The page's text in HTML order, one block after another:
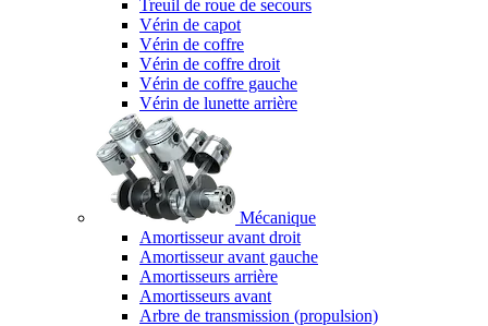
Treuil de roue de secours
Vérin de capot
Vérin de coffre
Vérin de coffre droit
Vérin de coffre gauche
Vérin de lunette arrière
Mécanique
Amortisseur avant droit
Amortisseur avant gauche
Amortisseurs arrière
Amortisseurs avant
Arbre de transmission (propulsion)